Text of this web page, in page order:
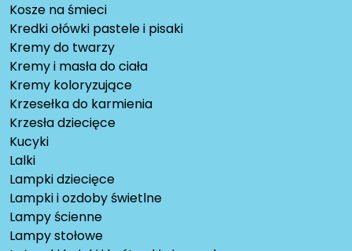
Kosze na śmieci
Kredki ołówki pastele i pisaki
Kremy do twarzy
Kremy i masła do ciała
Kremy koloryzujące
Krzesełka do karmienia
Krzesła dziecięce
Kucyki
Lalki
Lampki dziecięce
Lampki i ozdoby świetlne
Lampy ścienne
Lampy stołowe